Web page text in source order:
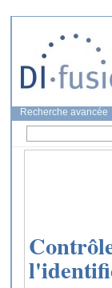
Recherche avancée